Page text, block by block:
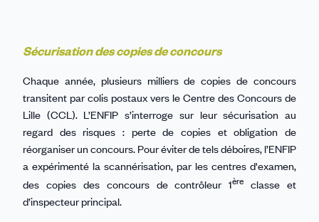
Sécurisation des copies de concours
Chaque année, plusieurs milliers de copies de concours
transitent par colis postaux vers le Centre des Concours de
Lille (CCL). L’ENFIP s’interroge sur leur sécurisation au
regard des risques : perte de copies et obligation de
réorganiser un concours. Pour éviter de tels déboires, l’ENFIP
a expérimenté la scannérisation, par les centres d'examen,
des copies des concours de contrôleur 1ère classe et
d’inspecteur principal.